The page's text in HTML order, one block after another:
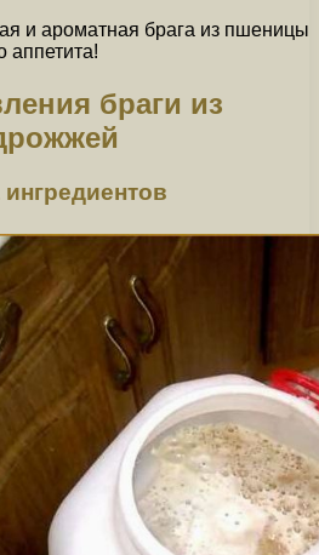
и ароматная брага из пшеницы
аппетита!
браги из